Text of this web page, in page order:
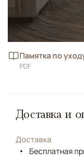
Памятка по
PDF
Доставка и
Доставка
Бесплатная